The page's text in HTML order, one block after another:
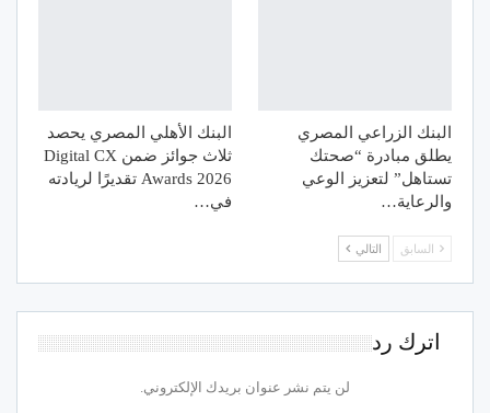
البنك الزراعي المصري
يطلق مبادرة “صحتك
تستاهل” لتعزيز الوعي
والرعاية…
البنك الأهلي المصري يحصد
ثلاث جوائز ضمن Digital CX
Awards 2026 تقديرًا لريادته
في…
السابق التالي
اترك رد
لن يتم نشر عنوان بريدك الإلكتروني.